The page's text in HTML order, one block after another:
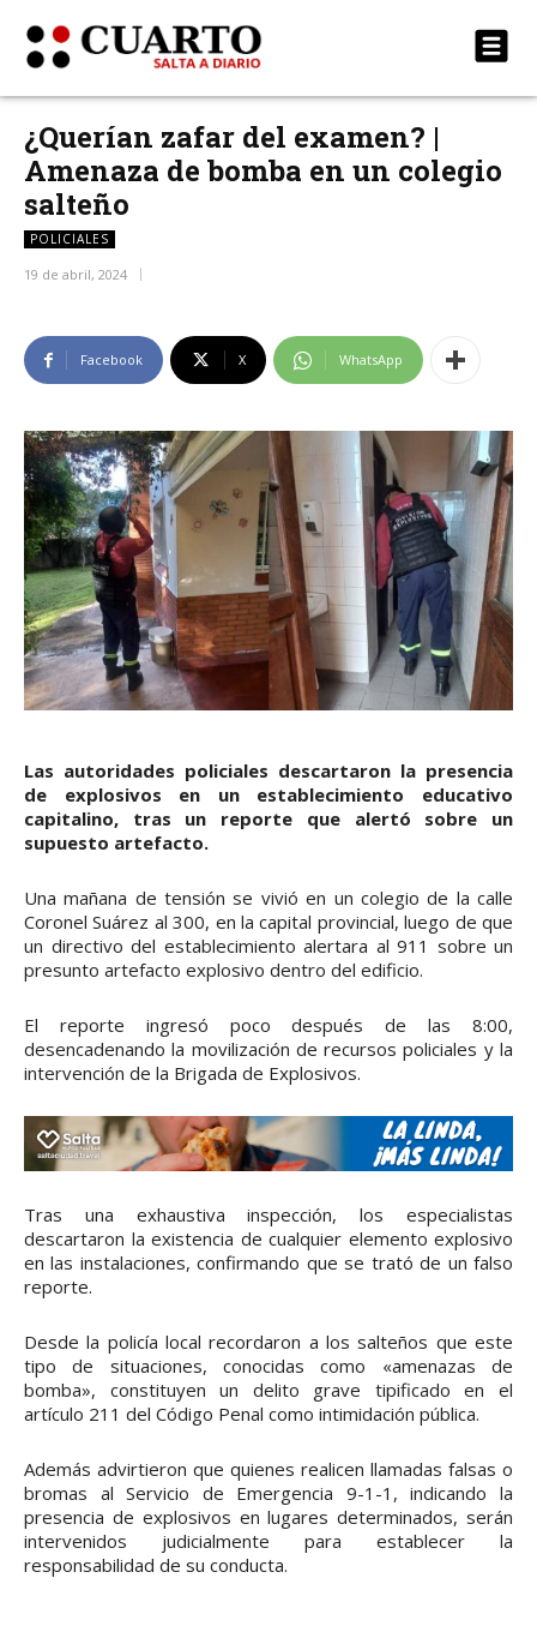
¿Querían zafar del examen? |
Amenaza de bomba en un colegio
salteño
POLICIALES
19 de abril, 2024
Facebook X WhatsApp
Las autoridades policiales descartaron la presencia
de explosivos en un establecimiento educativo
capitalino, tras un reporte que alertó sobre un
supuesto artefacto.
Una mañana de tensión se vivió en un colegio de la calle
Coronel Suárez al 300, en la capital provincial, luego de que
un directivo del establecimiento alertara al 911 sobre un
presunto artefacto explosivo dentro del edificio.
El reporte ingresó poco después de las 8:00,
desencadenando la movilización de recursos policiales y la
intervención de la Brigada de Explosivos.
Tras una exhaustiva inspección, los especialistas
descartaron la existencia de cualquier elemento explosivo
en las instalaciones, confirmando que se trató de un falso
reporte.
Desde la policía local recordaron a los salteños que este
tipo de situaciones, conocidas como «amenazas de
bomba», constituyen un delito grave tipificado en el
artículo 211 del Código Penal como intimidación pública.
Además advirtieron que quienes realicen llamadas falsas o
bromas al Servicio de Emergencia 9-1-1, indicando la
presencia de explosivos en lugares determinados, serán
intervenidos judicialmente para establecer la
responsabilidad de su conducta.